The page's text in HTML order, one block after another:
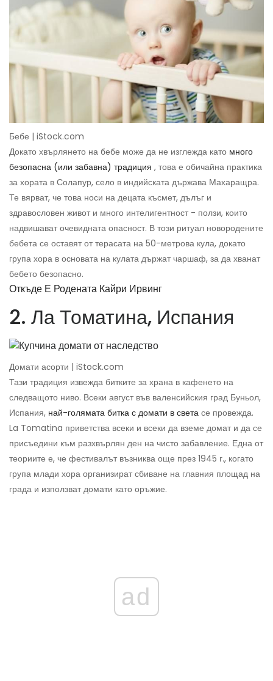
Бебе | iStock.com
Докато хвърлянето на бебе може да не изглежда като много
безопасна (или забавна) традиция , това е обичайна практика
за хората в Солапур, село в индийската държава Махаращра.
Те вярват, че това носи на децата късмет, дълъг и
здравословен живот и много интелигентност - ползи, които
надвишават очевидната опасност. В този ритуал новородените
бебета се оставят от терасата на 50-метрова кула, докато
група хора в основата на кулата държат чаршаф, за да хванат
бебето безопасно.
Откъде Е Родената Кайри Ирвинг
2. Ла Томатина, Испания
Домати асорти | iStock.com
Тази традиция извежда битките за храна в кафенето на
следващото ниво. Всеки август във валенсийския град Буньол,
Испания, най-голямата битка с домати в света се провежда.
La Tomatina приветства всеки и всеки да вземе домат и да се
присъедини към разхвърлян ден на чисто забавление. Една от
теориите е, че фестивалът възниква още през 1945 г., когато
група млади хора организират сбиване на главния площад на
града и използват домати като оръжие.
ad